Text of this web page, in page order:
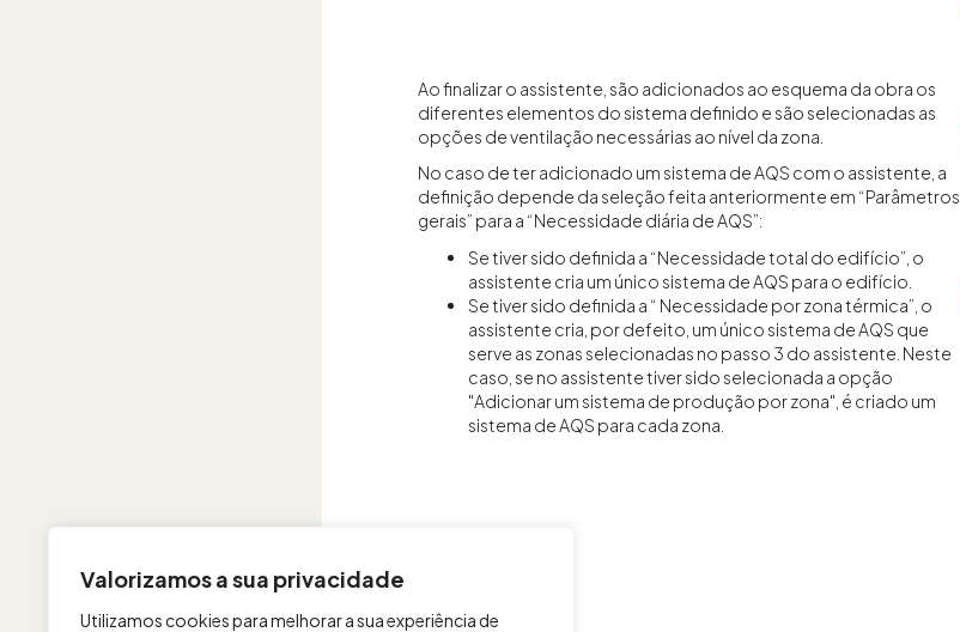
Valorizamos a sua privacidade
Utilizamos cookies para melhorar a sua experiência de
Ao finalizar o assistente, são adicionados ao esquema da obra os
diferentes elementos do sistema definido e são selecionadas as
opções de ventilação necessárias ao nível da zona.
No caso de ter adicionado um sistema de AQS com o assistente, a
definição depende da seleção feita anteriormente em “Parâmetros
gerais” para a “Necessidade diária de AQS”:
Se tiver sido definida a “Necessidade total do edifício”, o
assistente cria um único sistema de AQS para o edifício.
Se tiver sido definida a “ Necessidade por zona térmica”, o
assistente cria, por defeito, um único sistema de AQS que
serve as zonas selecionadas no passo 3 do assistente. Neste
caso, se no assistente tiver sido selecionada a opção
"Adicionar um sistema de produção por zona", é criado um
sistema de AQS para cada zona.